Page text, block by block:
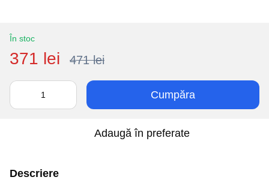
În stoc
371 lei 471 lei
Cumpăra
Adaugă în preferate
Descriere